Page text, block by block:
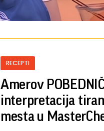
RECEPTI
Amerov
interpretacija
mesta u